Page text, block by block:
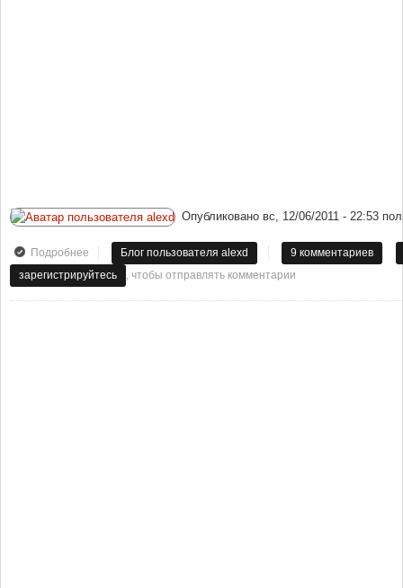
Опубликовано вс, 12/06/2011 - 22:53
Подробнее о Теперь Саня top4ek и Ирина top4ek (фамилия мужа) могут
спать без трусов!
Блог пользователя alexd
9 комментариев
зарегистрируйтесь
, чтобы отправлять комментарии